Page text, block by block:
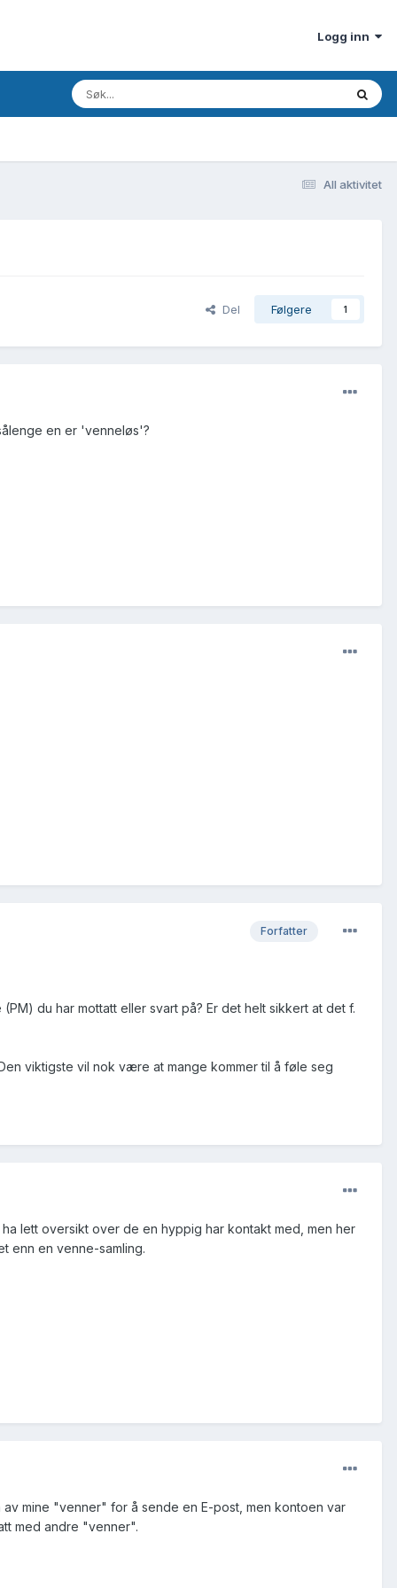
Logg inn
All aktivitet
Del Følgere 1
en er 'venneløs'?
Forfatter
du har mottatt eller svart på? Er det helt sikkert at det f.
viktigste vil nok være at mange kommer til å føle seg
lett oversikt over de en hyppig har kontakt med, men her
enn en venne-samling.
mine "venner" for å sende en E-post, men kontoen var
med andre "venner".